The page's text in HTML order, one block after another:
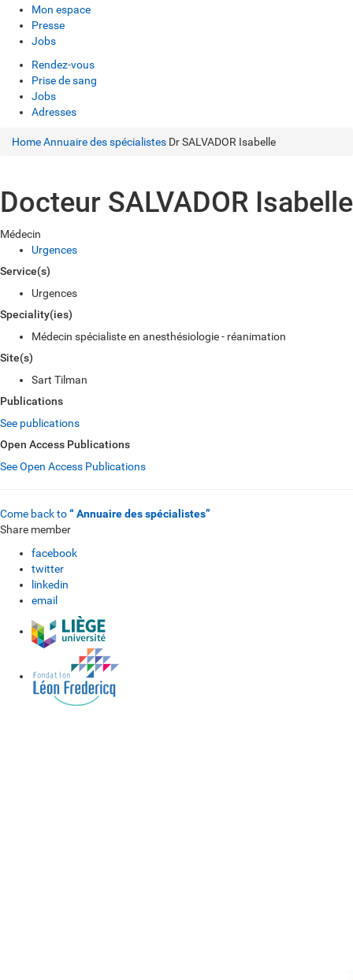
Mon espace
Presse
Jobs
Rendez-vous
Prise de sang
Jobs
Adresses
HomeAnnuaire des spécialistes Dr SALVADOR Isabelle
Docteur SALVADOR Isabelle
Médecin
Urgences
Service(s)
Urgences
Speciality(ies)
Médecin spécialiste en anesthésiologie - réanimation
Site(s)
Sart Tilman
Publications
See publications
Open Access Publications
See Open Access Publications
Come back to“ Annuaire des spécialistes”
Share member
facebook
twitter
linkedin
email